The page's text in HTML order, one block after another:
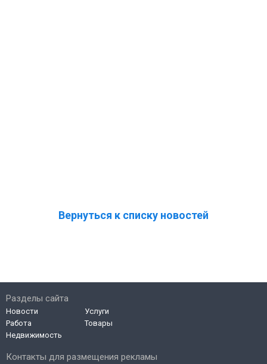
Вернуться к списку новостей
Контакты для размещения рекламы
Разделы сайта
Новости
Работа
Недвижимость
Услуги
Товары